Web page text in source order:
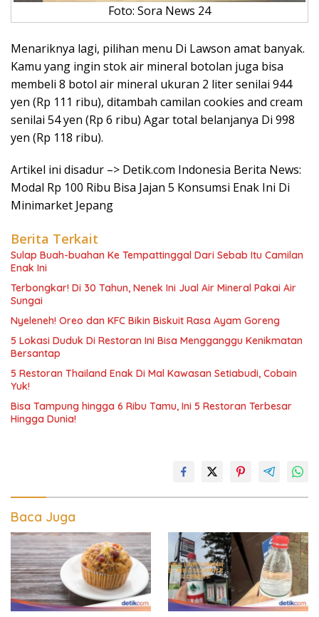
Foto: Sora News 24
Menariknya lagi, pilihan menu Di Lawson amat banyak.
Kamu yang ingin stok air mineral botolan juga bisa
membeli 8 botol air mineral ukuran 2 liter senilai 944
yen (Rp 111 ribu), ditambah camilan cookies and cream
senilai 54 yen (Rp 6 ribu) Agar total belanjanya Di 998
yen (Rp 118 ribu).
Artikel ini disadur –> Detik.com Indonesia Berita News:
Modal Rp 100 Ribu Bisa Jajan 5 Konsumsi Enak Ini Di
Minimarket Jepang
Berita Terkait
Sulap Buah-buahan Ke Tempattinggal Dari Sebab Itu Camilan
Enak Ini
Terbongkar! Di 30 Tahun, Nenek Ini Jual Air Mineral Pakai Air
Sungai
Nyeleneh! Oreo dan KFC Bikin Biskuit Rasa Ayam Goreng
5 Lokasi Duduk Di Restoran Ini Bisa Mengganggu Kenikmatan
Bersantap
5 Restoran Thailand Enak Di Mal Kawasan Setiabudi, Cobain
Yuk!
Bisa Tampung hingga 6 Ribu Tamu, Ini 5 Restoran Terbesar
Hingga Dunia!
Baca Juga